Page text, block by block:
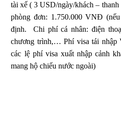
tài xế ( 3 USD/ngày/khách –
phòng đơn: 1.750.000 VNĐ
định.
Chi phí cá nhân: điện
chương trình,… Phí visa tái
các lệ phí visa xuất nhập cảnh
mang hộ chiếu nước ngoài)